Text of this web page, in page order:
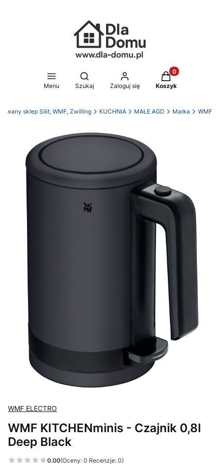
Menu
Otwórz wyszukiwarkę
Szukaj Zaloguj się
Produkty w
Koszyk
sklep Silit, WMF, Zwilling KUCHNIA MAŁE AGD Marka WMF
WMF ELECTRO
WMF KITCHENminis - Czajnik 0,8l
Deep Black
0.00(Oceny: 0 Recenzje: 0)